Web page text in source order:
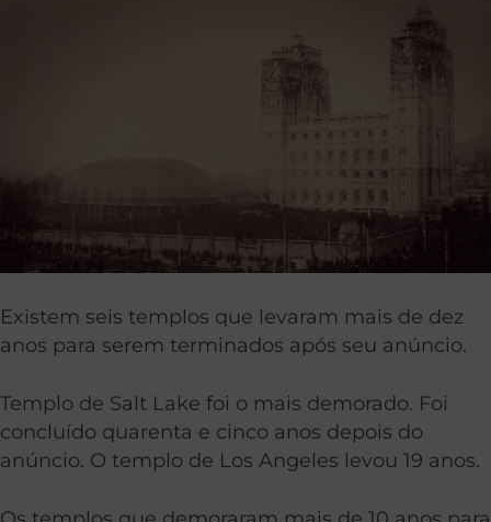
Existem seis templos que levaram mais de dez
anos para serem terminados após seu anúncio.
Templo de Salt Lake foi o mais demorado. Foi
concluído quarenta e cinco anos depois do
anúncio. O templo de Los Angeles levou 19 anos.